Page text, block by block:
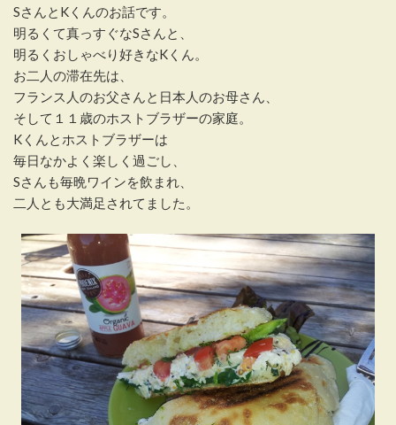
SさんとKくんのお話です。
明るくて真っすぐなSさんと、
明るくおしゃべり好きなKくん。
お二人の滞在先は、
フランス人のお父さんと日本人のお母さん、
そして１１歳のホストブラザーの家庭。
Kくんとホストブラザーは
毎日なかよく楽しく過ごし、
Sさんも毎晩ワインを飲まれ、
二人とも大満足されてました。